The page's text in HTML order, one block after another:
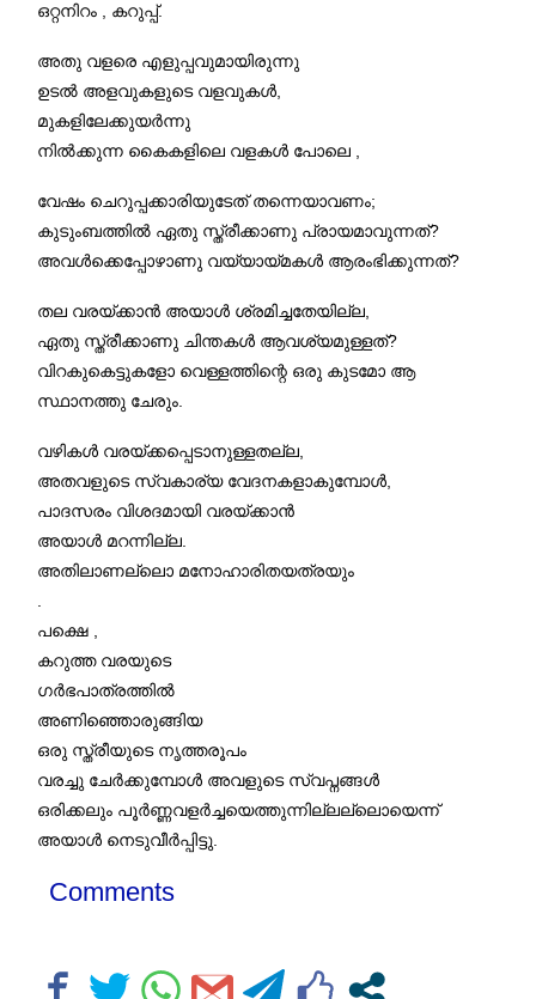
ഒറ്റനിറം , കറുപ്പ്‌.
അതു വളരെ എളുപ്പവുമായിരുന്നു
ഉടൽ അളവുകളുടെ വളവുകൾ,
മുകളിലേക്കുയർന്നു
നിൽക്കുന്ന കൈകളിലെ വളകൾ പോലെ ,
വേഷം ചെറുപ്പക്കാരിയുടേത്‌ തന്നെയാവണം;
കുടുംബത്തിൽ ഏതു സ്ത്രീക്കാണു പ്രായമാവുന്നത്‌?
അവൾക്കെപ്പോഴാണു വയ്യായ്മകൾ ആരംഭിക്കുന്നത്‌?
തല വരയ്ക്കാൻ അയാൾ ശ്രമിച്ചതേയില്ല,
ഏതു സ്ത്രീക്കാണു ചിന്തകൾ ആവശ്യമുള്ളത്‌?
വിറകുകെട്ടുകളോ വെള്ളത്തിന്റെ ഒരു കുടമോ ആ
സ്ഥാനത്തു ചേരും.
വഴികൾ വരയ്ക്കപ്പെടാനുള്ളതല്ല,
അതവളുടെ സ്വകാര്യ വേദനകളാകുമ്പോൾ,
പാദസരം വിശദമായി വരയ്ക്കാൻ
അയാൾ മറന്നില്ല.
അതിലാണല്ലൊ മനോഹാരിതയത്രയും
പക്ഷെ ,
കറുത്ത വരയുടെ
ഗർഭപാത്രത്തിൽ
അണിഞ്ഞൊരുങ്ങിയ
ഒരു സ്ത്രീയുടെ നൃത്തരൂപം
വരച്ചു ചേർക്കുമ്പോൾ അവളുടെ സ്വപ്നങ്ങൾ
ഒരിക്കലും പൂർണ്ണവളർച്ചയെത്തുന്നില്ലല്ലൊയെന്ന്
അയാൾ നെടുവീർപ്പിട്ടു.
Comments